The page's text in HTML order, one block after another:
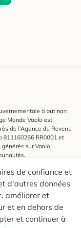
de confiance et
d'autres données
améliorer et
et en dehors de
et continuer à
à but non
Monde Vaolo est
de l’Agence du Revenu
811160266 RR0001 et
générés sur Vaolo
et recevoir des